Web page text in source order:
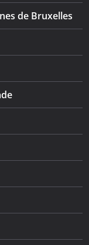
de Bruxelles